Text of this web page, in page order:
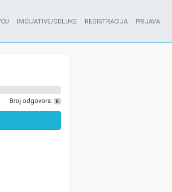
INICIJATIVE/ODLUKE REGISTRACIJA PRIJAVA
Broj odgovora: 0